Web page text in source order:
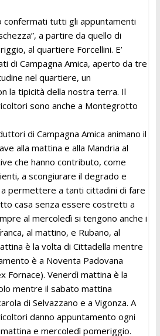
confermati tutti gli appuntamenti
a partire da quello di
al quartiere Forcellini. E’
di Campagna Amica, aperto da tre
nel quartiere, un
la tipicità della nostra terra. Il
sono anche a Montegrotto
di Campagna Amica animano il
alla mattina e alla Mandria al
che hanno contributo, come
a scongiurare il degrado e
a permettere a tanti cittadini di fare
casa senza essere costretti a
al mercoledì si tengono anche i
al mattino, e Rubano, al
è la volta di Cittadella mentre
è a Noventa Padovana
Fornace). Venerdì mattina è la
mentre il sabato mattina
di Selvazzano e a Vigonza. A
danno appuntamento ogni
e mercoledì pomeriggio.